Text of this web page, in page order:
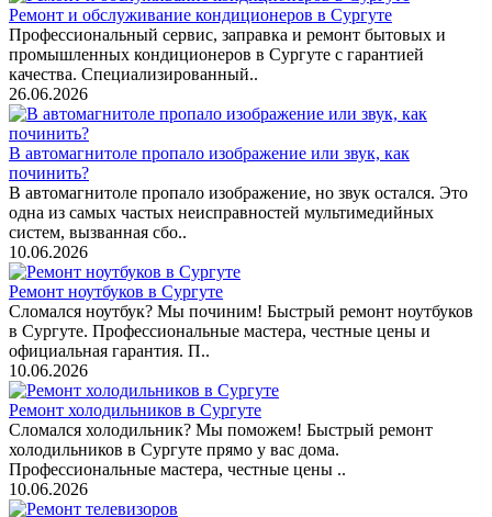
Ремонт и обслуживание кондиционеров в Сургуте
Профессиональный сервис, заправка и ремонт бытовых и
промышленных кондиционеров в Сургуте с гарантией
качества. Специализированный..
26.06.2026
В автомагнитоле пропало изображение или звук, как
починить?
В автомагнитоле пропало изображение, но звук остался. Это
одна из самых частых неисправностей мультимедийных
систем, вызванная сбо..
10.06.2026
Ремонт ноутбуков в Сургуте
Сломался ноутбук? Мы починим! Быстрый ремонт ноутбуков
в Сургуте. Профессиональные мастера, честные цены и
официальная гарантия. П..
10.06.2026
Ремонт холодильников в Сургуте
Сломался холодильник? Мы поможем! Быстрый ремонт
холодильников в Сургуте прямо у вас дома.
Профессиональные мастера, честные цены ..
10.06.2026